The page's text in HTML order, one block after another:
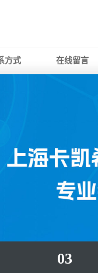
方式 在线留言
03